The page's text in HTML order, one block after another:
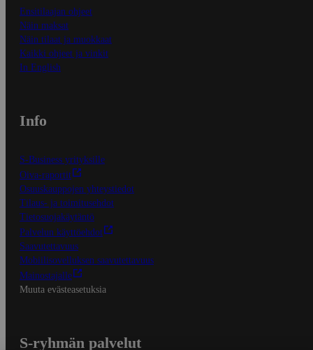
Ensitilaajan ohjeet
Näin maksat
Näin tilaat ja muokkaat
Kaikki ohjeet ja vinkit
In English
Info
S-Business yrityksille
Oiva-raportit
Osuuskauppojen yhteystiedot
Tilaus- ja toimitusehdot
Tietosuojakäytäntö
Palvelun käyttöehdot
Saavutettavuus
Mobiilisovelluksen saavutettavuus
Mainostajalle
Muuta evästeasetuksia
S-ryhmän palvelut